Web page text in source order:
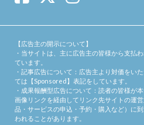
【広告主の開示について】
・当サイトは、主に広告主の皆様から支払
ています。
・記事広告について：広告主より対価をい
ては【Sponsored】表記をしています。
・成果報酬型広告について：読者の皆様が
画像リンクを経由してリンク先サイトの運
品・サービスの申込・予約・購入など）に
われることがあります。